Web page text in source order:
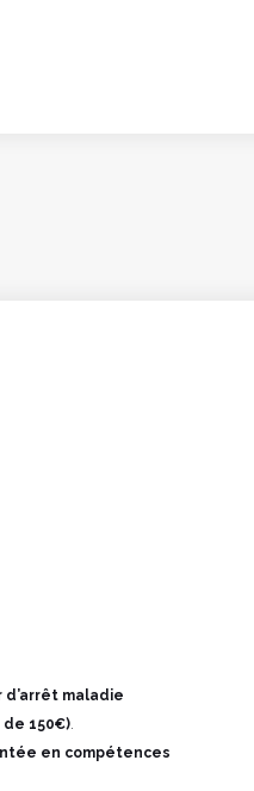
d’arrêt maladie
150€).
en compétences